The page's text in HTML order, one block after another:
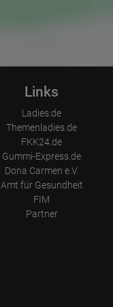
Links
Ladies.de
Themenladies.de
FKK24.de
Gummi-Express.de
Dona Carmen e.V.
Amt für Gesundheit
FIM
Partner